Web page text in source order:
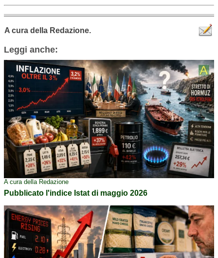
A cura della Redazione.
Leggi anche:
A cura della Redazione
Pubblicato l'indice Istat di maggio 2026